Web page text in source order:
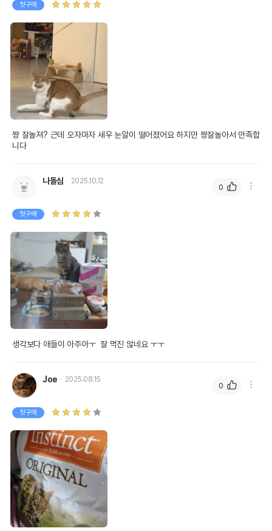
첫구매
짱 잘놀져? 근데 오자마자 새우 눈알이 떨어졌어요 하지만 짱잘놀아서 만족합
니다
나돌심 2025.10.12
첫구매
생각보다 애들이 아주아ㅜ  잘 먹진 않네요 ㅜㅜ
0
Joe 2025.08.15
첫구매
0